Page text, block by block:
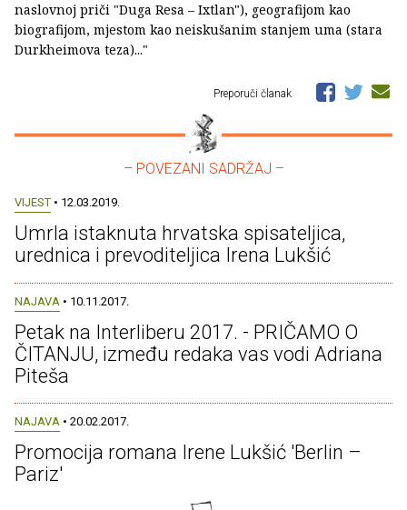
naslovnoj priči "Duga Resa – Ixtlan"), geografijom kao
biografijom, mjestom kao neiskušanim stanjem uma (stara
Durkheimova teza)..."
Preporuči članak
– POVEZANI SADRŽAJ –
VIJEST • 12.03.2019.
Umrla istaknuta hrvatska spisateljica,
urednica i prevoditeljica Irena Lukšić
NAJAVA • 10.11.2017.
Petak na Interliberu 2017. - PRIČAMO O
ČITANJU, između redaka vas vodi Adriana
Piteša
NAJAVA • 20.02.2017.
Promocija romana Irene Lukšić 'Berlin –
Pariz'